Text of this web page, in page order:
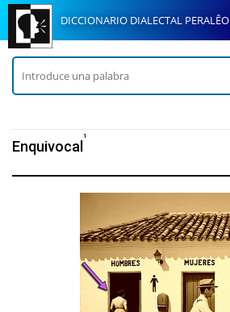
DICCIONARIO DIALECTAL PERALÊO
Enquivocal
1